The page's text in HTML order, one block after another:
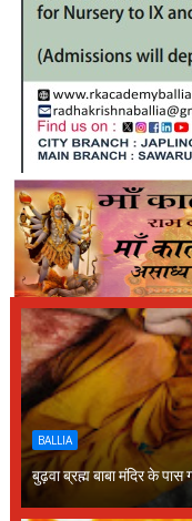
BALLIA
बुढ़वा ब्रह्म बाबा मंदिर के